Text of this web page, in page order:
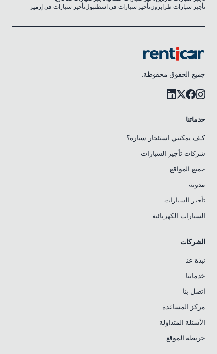
تأجير سيارات طرابزونتأجير سيارات في اسطنبولتأجير سيارات في إزمير
جميع الحقوق محفوظة.
خدماتنا
كيف يمكنني استئجار سيارة؟
شركات تأجير السيارات
جميع المواقع
مدونة
تأجير السيارات
السيارات الكهربائية
الشركات
نبذة عنا
خدماتنا
اتصل بنا
مركز المساعدة
الأسئلة المتداولة
خريطة الموقع